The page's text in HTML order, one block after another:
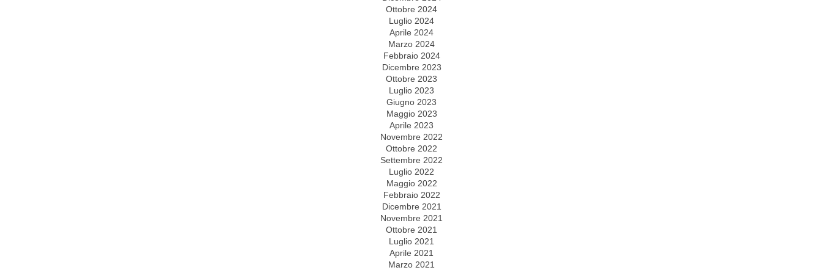
Ottobre 2024
Luglio 2024
Aprile 2024
Marzo 2024
Febbraio 2024
Dicembre 2023
Ottobre 2023
Luglio 2023
Giugno 2023
Maggio 2023
Aprile 2023
Novembre 2022
Ottobre 2022
Settembre 2022
Luglio 2022
Maggio 2022
Febbraio 2022
Dicembre 2021
Novembre 2021
Ottobre 2021
Luglio 2021
Aprile 2021
Marzo 2021